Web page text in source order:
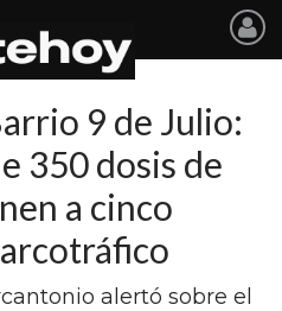
9 de Julio:
350 dosis de
a cinco
alertó sobre el